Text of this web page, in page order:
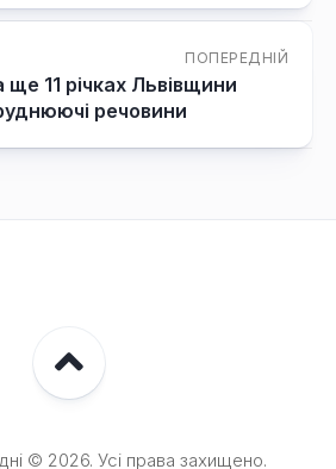
ПОПЕРЕДНІЙ
ще 11 річках Львівщини
речовини
© 2026. Усі права захищено.